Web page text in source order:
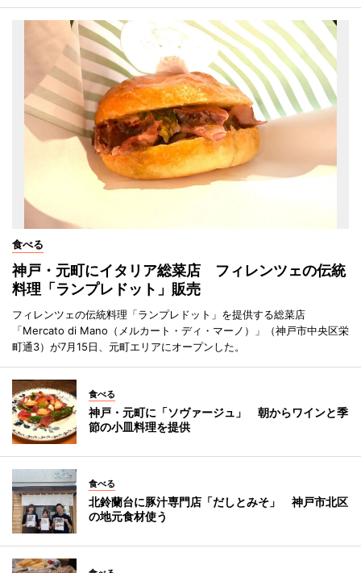
食べる
神戸・元町にイタリア総菜店 フィレンツェの伝統
料理「ランプレドット」販売
フィレンツェの伝統料理「ランプレドット」を提供する総菜店
「Mercato di Mano（メルカート・ディ・マーノ）」（神戸市中央区栄
町通3）が7月15日、元町エリアにオープンした。
食べる
神戸・元町に「ソヴァージュ」 朝からワインと季
節の小皿料理を提供
食べる
北鈴蘭台に豚汁専門店「だしとみそ」 神戸市北区
の地元食材使う